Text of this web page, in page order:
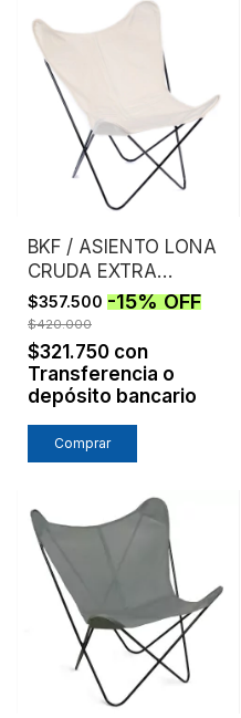
BKF / ASIENTO LONA
CRUDA EXTRA
FUERTE /
ESTRUCTURA NEGRA
$357.500 -15%OFF
$420.000
$321.750 con
Transferencia o
depósito bancario
Comprar